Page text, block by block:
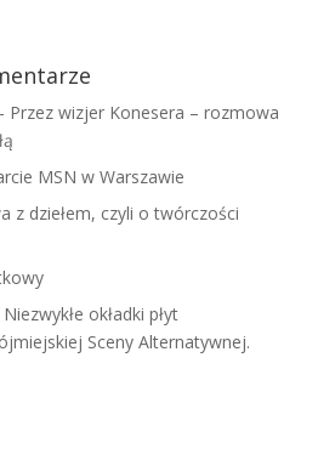
Przez wizjer Konesera – rozmowa
MSN w Warszawie
z dziełem, czyli o twórczości
Niezwykłe okładki płyt
Sceny Alternatywnej.